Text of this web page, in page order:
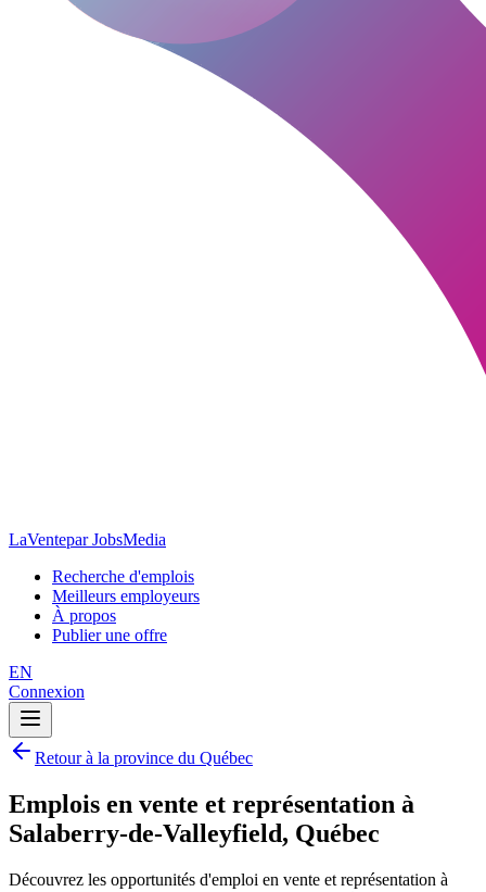
LaVentepar JobsMedia
Recherche d'emplois
Meilleurs employeurs
À propos
Publier une offre
EN
Connexion
Retour à la province du Québec
Emplois en vente et représentation à
Salaberry-de-Valleyfield, Québec
Découvrez les opportunités d'emploi en vente et représentation à